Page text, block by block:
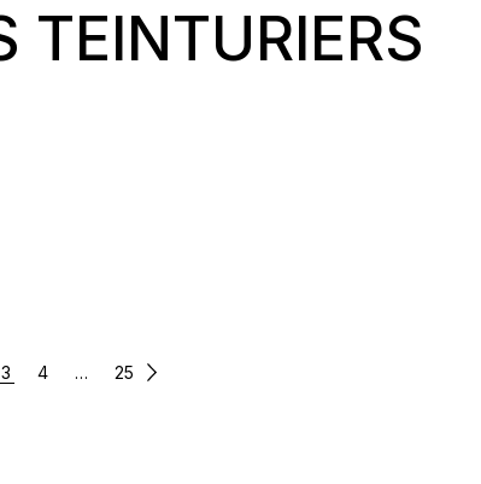
TEINTURIERS
3 4 … 25